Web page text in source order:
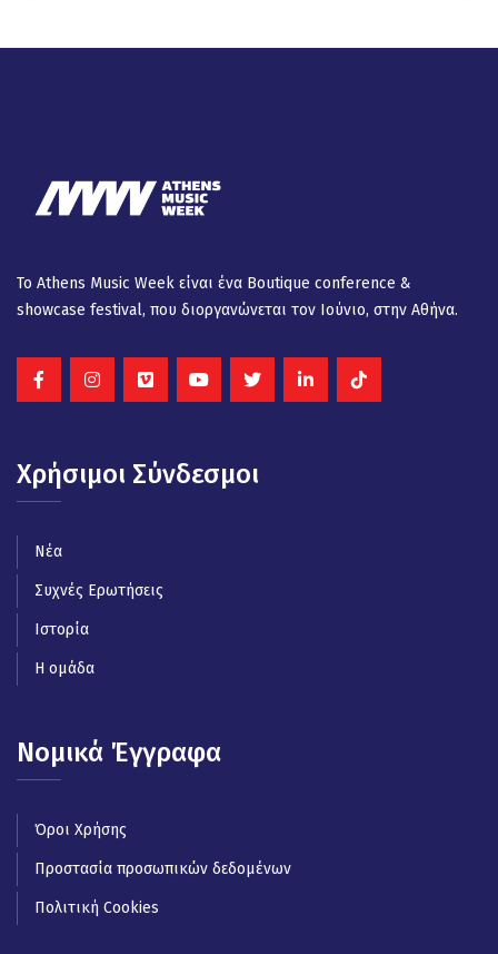
Το Athens Music Week είναι ένα Βοutique conference &
showcase festival, που διοργανώνεται τον Ιούνιο, στην Αθήνα.
Χρήσιμοι Σύνδεσμοι
Νέα
Συχνές Ερωτήσεις
Ιστορία
Η ομάδα
Νομικά Έγγραφα
Όροι Χρήσης
Προστασία προσωπικών δεδομένων
Πολιτική Cookies